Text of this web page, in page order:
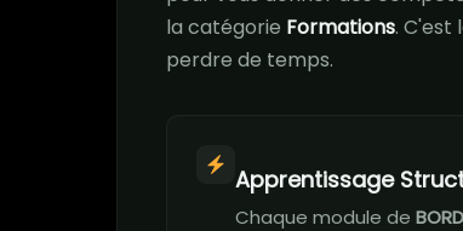
la catégorie Formations. C'est
perdre de temps.
Apprentissage
Chaque module de